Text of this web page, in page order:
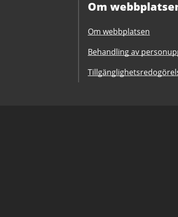
Om
Om webbplatsen
Behandling av